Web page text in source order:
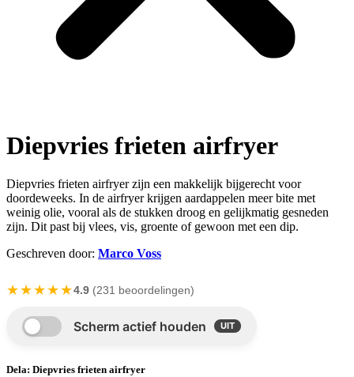
Diepvries frieten airfryer
Diepvries frieten airfryer zijn een makkelijk bijgerecht voor
doordeweeks. In de airfryer krijgen aardappelen meer bite met
weinig olie, vooral als de stukken droog en gelijkmatig gesneden
zijn. Dit past bij vlees, vis, groente of gewoon met een dip.
Geschreven door: Marco Voss
★★★★★4.9 (231 beoordelingen)
Dela: Diepvries frieten airfryer